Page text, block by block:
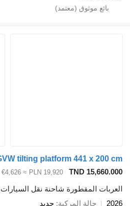
TND
PLN 19,920
≈ €4,626
شاحنة نقل السيارات
المركبة جديد